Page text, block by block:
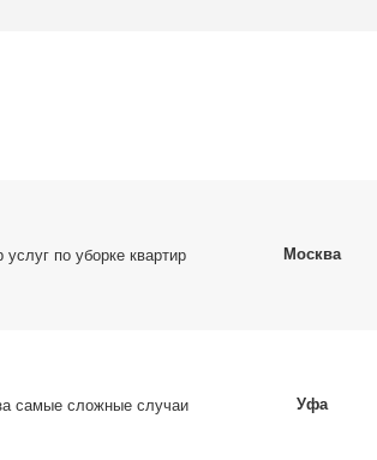
по убор­ке квар­тир
Москва
са­мые слож­ные слу­чаи
Уфа